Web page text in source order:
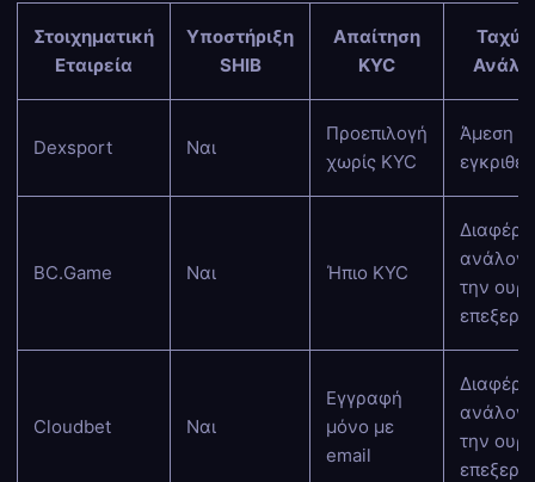
Στοιχηματική
Εταιρεία
Υποστήριξη
SHIB
Απαίτηση
KYC
Dexsport Ναι
Προεπιλογή
χωρίς KYC
Άμεση
εγκριθεί
BC.Game Ναι Ήπιο KYC
Διαφέρει
την
Cloudbet Ναι
Εγγραφή
μόνο με
email
Διαφέρει
την